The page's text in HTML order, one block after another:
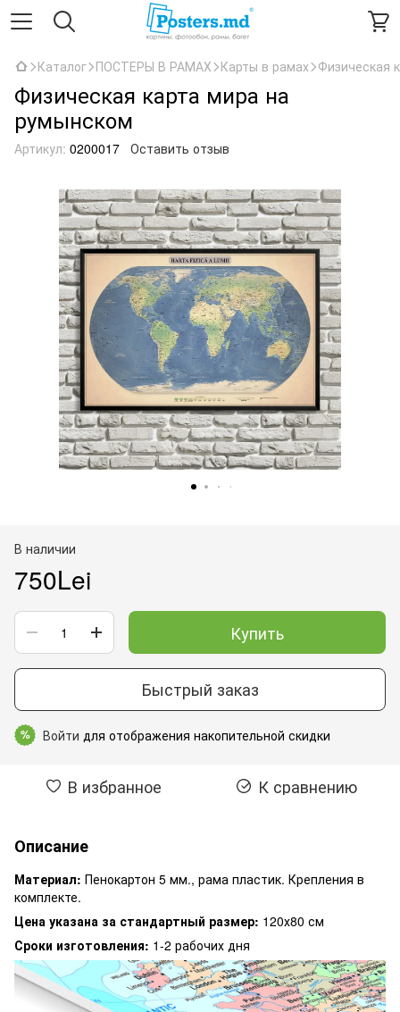
Каталог ПОСТЕРЫ В РАМАХ Карты в рамах Физическая
Физическая карта мира на
румынском
Артикул: 0200017 Оставить отзыв
В наличии
750Lei
Купить
Быстрый заказ
% Войти для отображения накопительной скидки
В избранное К сравнению
Описание
Материал: Пенокартон 5 мм., рама пластик. Крепления в
комплекте.
Цена указана за стандартный размер: 120х80 см
Сроки изготовления: 1-2 рабочих дня